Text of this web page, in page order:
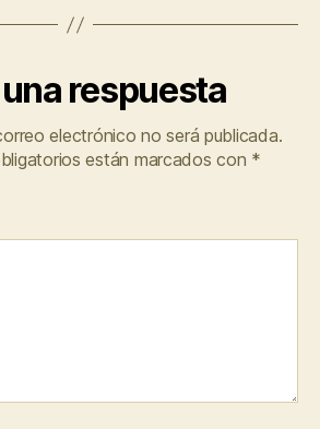
respuesta
electrónico no será publicada.
están marcados con *